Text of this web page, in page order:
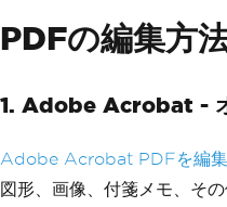
PDFの編集方
1. Adobe Acrobat -
Adobe Acrobat PDFを編集
図形、画像、付箋メモ、そ